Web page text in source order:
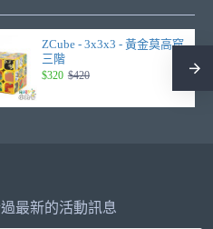
ZCube - 3x3x3 - 黃金莫高窟
三階
$320 $420
最新的活動訊息